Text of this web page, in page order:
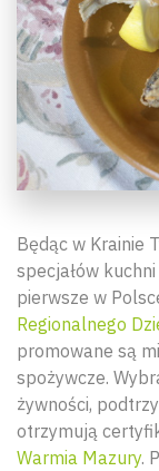
Będąc w Krainie
specjałów
pierwsze w
Regionalnego
promowane są
spożywcze.
żywności,
otrzymują
Warmia Mazury.